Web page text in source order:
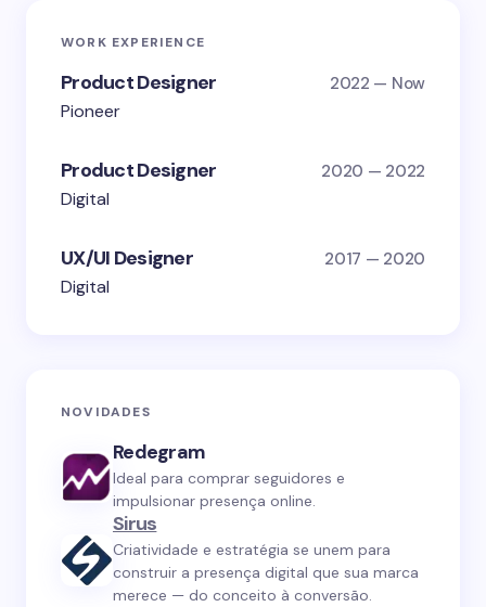
WORK EXPERIENCE
Product Designer 2022 — Now
Pioneer
Product Designer 2020 — 2022
Digital
UX/UI Designer 2017 — 2020
Digital
NOVIDADES
Redegram
Ideal para comprar seguidores e
impulsionar presença online.
Sirus
Criatividade e estratégia se unem para
construir a presença digital que sua marca
merece — do conceito à conversão.